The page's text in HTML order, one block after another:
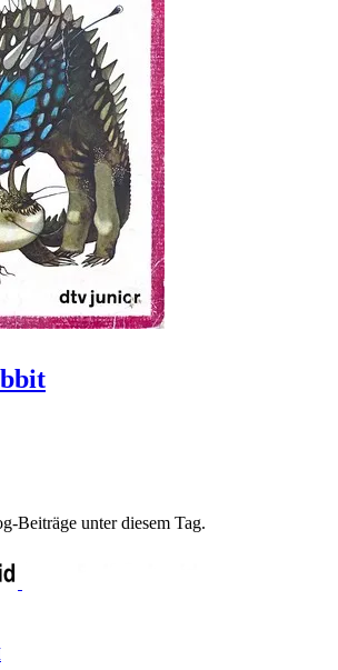
Beiträge unter diesem Tag.